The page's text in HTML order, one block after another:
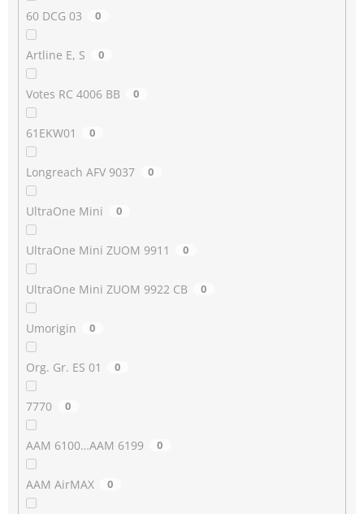
60 DCG 03 0
Artline E, S 0
Votes RC 4006 BB 0
61EKW01 0
Longreach AFV 9037 0
UltraOne Mini 0
UltraOne Mini ZUOM 9911 0
UltraOne Mini ZUOM 9922 CB 0
Umorigin 0
Org. Gr. ES 01 0
7770 0
AAM 6100…AAM 6199 0
AAM AirMAX 0